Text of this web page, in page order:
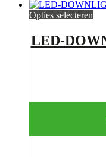
Opties selecteren
LED-